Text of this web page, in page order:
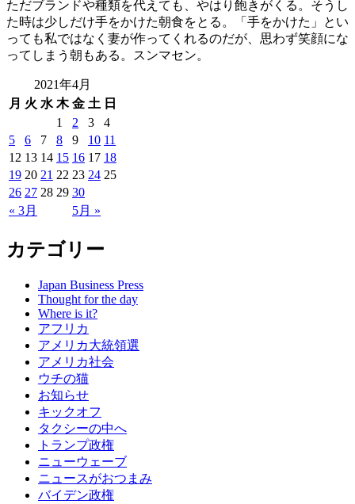
ただブランドや種類を代えても、やはり飽きがくる。そうし
た時は少しだけ手をかけた朝食をとる。「手をかけた」とい
っても私ではなく妻が作ってくれるのだが、思わず笑顔にな
ってしまう朝もある。スンマセン。
2021年4月
月 火 水 木 金 土 日
« 3月 5月 »
1 2 3
4
5
6 7 8 9 10 11
12 13 14 15 16 17 18
19 20 21 22 23 24 25
26 27 28 29 30
カテゴリー
Japan Business Press
Thought for the day
Where is it?
アフリカ
アメリカ大統領選
アメリカ社会
ウチの猫
お知らせ
キックオフ
タクシーの中へ
トランプ政権
ニューウェーブ
ニュースがおつまみ
バイデン政権